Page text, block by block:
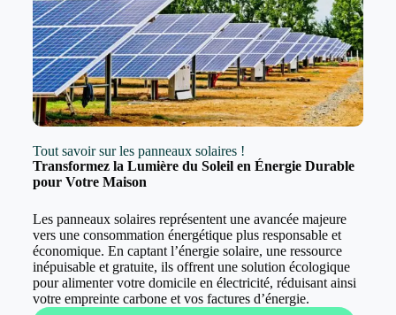
Tout savoir sur les panneaux solaires !
Transformez la Lumière du Soleil en Énergie Durable
pour Votre Maison
Les panneaux solaires représentent une avancée majeure
vers une consommation énergétique plus responsable et
économique. En captant l’énergie solaire, une ressource
inépuisable et gratuite, ils offrent une solution écologique
pour alimenter votre domicile en électricité, réduisant ainsi
votre empreinte carbone et vos factures d’énergie.